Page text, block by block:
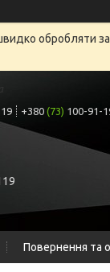
обробляти
+380 (73) 100-91-
Повернення та